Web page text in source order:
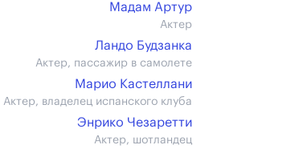
Мадам Артур
Актер
Ландо Будзанка
Актер, пассажир в самолете
Марио Кастеллани
Актер, владелец испанского клуба
Энрико Чезаретти
Актер, шотландец